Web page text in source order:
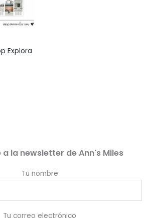
Explora
la newsletter de Ann's Miles
Tu nombre
Tu correo electrónico